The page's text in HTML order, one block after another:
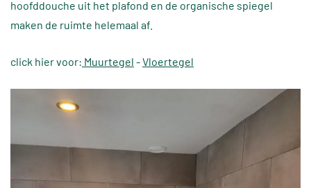
hoofddouche uit het plafond en de organische spiegel
maken de ruimte helemaal af.
click hier voor: Muurtegel -Vloertegel